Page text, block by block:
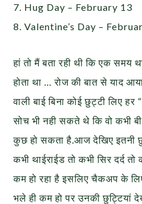
7. Hug Day – February 13
8. Valentine’s Day –
हां तो मैं बता रही थी कि एक समय
होता था … रोज की बात से याद
वाली बाई बिना कोई छुट्टी लिए
सोच भी नही सकते थे कि वो कभी
कुछ हो सकता है.आज देखिए इतनी
कभी थाईराईड तो कभी सिर दर्द
कम हो रहा है इसलिए चैकअप के
भले ही कम हो पर उनकी छुट्टियां